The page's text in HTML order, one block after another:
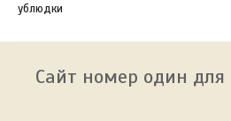
ублюдки
Сайт номер один для